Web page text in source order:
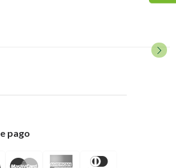
pago